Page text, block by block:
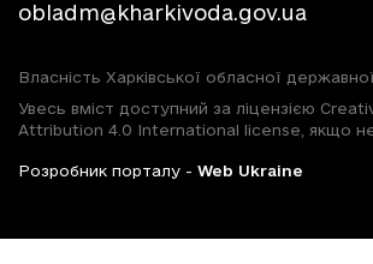
obladm@kharkivoda.gov.ua
Власність Харківської обласної державної
Увесь вміст доступний за ліцензією
Attribution 4.0 International license, якщо не
Розробник порталу - Web Ukraine